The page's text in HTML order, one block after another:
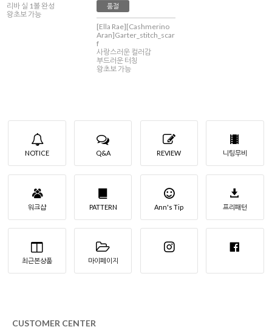
리바 실 1볼 완성
왕초보 가능
품절
[Ella Rae][Cashmerino
Aran]Garter_stitch_scar
f
사랑스러운 컬러감
부드러운 터칭
왕초보 가능
NOTICE Q&A REVIEW 니팅무비
워크샵 PATTERN Ann's Tip 프리패턴
최근본상품 마이페이지
CUSTOMER CENTER